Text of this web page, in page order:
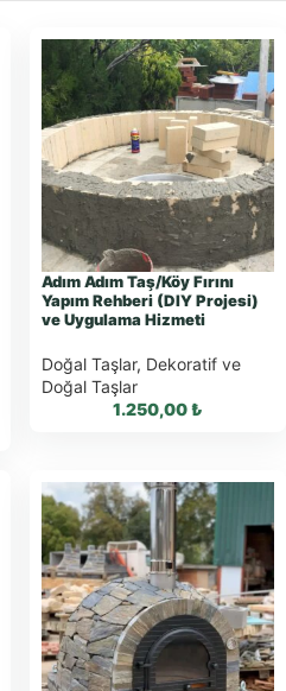
Adım Adım Taş/Köy Fırını
Yapım Rehberi (DIY Projesi)
ve Uygulama Hizmeti
Doğal Taşlar, Dekoratif ve
Doğal Taşlar
1.250,00₺
WhatsApp ile
Sipariş
WhatsApp Teklif
Al